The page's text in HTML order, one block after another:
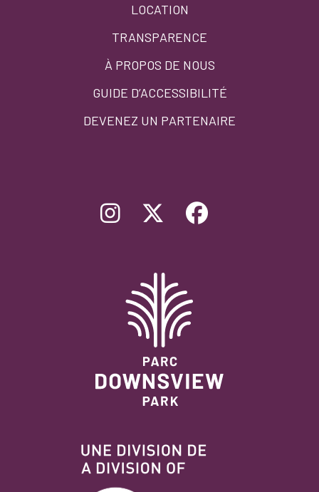
LOCATION
TRANSPARENCE
À PROPOS DE NOUS
GUIDE D’ACCESSIBILITÉ
DEVENEZ UN PARTENAIRE